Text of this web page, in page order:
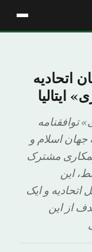
اتحادیه
ایتالیا
توافقنامه
جهان اسلام و
همکاری مشترک
این
اتحادیه و ایک
از این